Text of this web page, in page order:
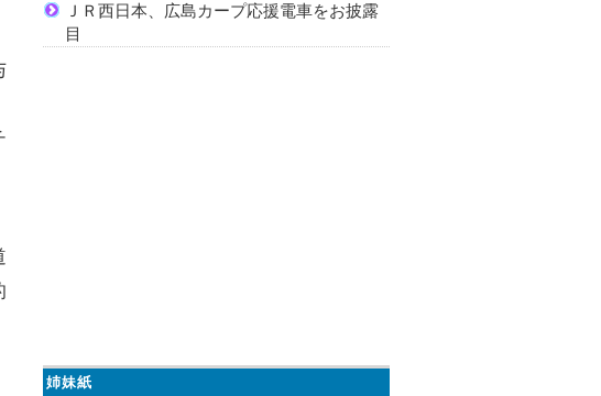
ＪＲ西日本、広島カープ応援電車をお披露
目
姉妹紙